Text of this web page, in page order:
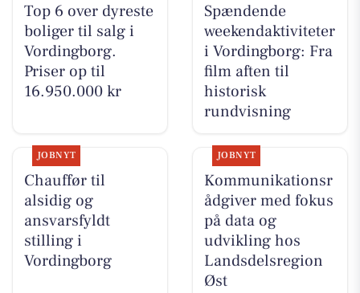
Top 6 over dyreste
boliger til salg i
Vordingborg.
Priser op til
16.950.000 kr
Spændende
weekendaktiviteter
i Vordingborg: Fra
film aften til
historisk
rundvisning
JOBNYT
Chauffør til
alsidig og
ansvarsfyldt
stilling i
Vordingborg
JOBNYT
Kommunikationsr
ådgiver med fokus
på data og
udvikling hos
Landsdelsregion
Øst